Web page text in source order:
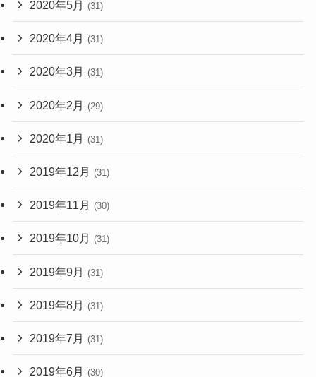
2020年5月 (31)
2020年4月 (31)
2020年3月 (31)
2020年2月 (29)
2020年1月 (31)
2019年12月 (31)
2019年11月 (30)
2019年10月 (31)
2019年9月 (31)
2019年8月 (31)
2019年7月 (31)
2019年6月 (30)